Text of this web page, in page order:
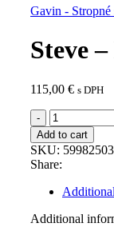
Gavin - Stropné
Steve
115,00 € s DPH
Steve
-
Kúpeľňové
svietidlá
quantity
Add to cart
SKU:
Share:
Additional